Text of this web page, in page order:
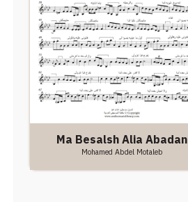
Ma Besalsh Alia Abadan
Mohamed Abdel Motaleb